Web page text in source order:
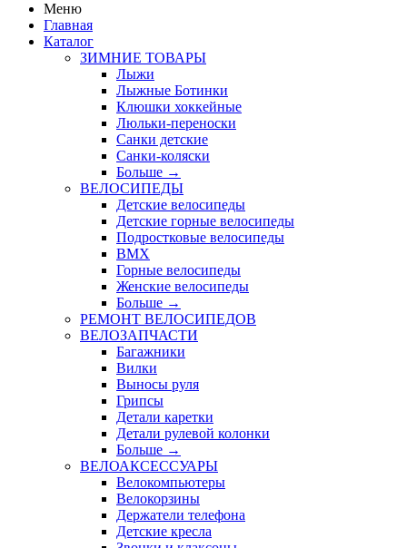
Меню
Главная
Каталог
ЗИМНИЕ ТОВАРЫ
Лыжи
Лыжные Ботинки
Клюшки хоккейные
Люльки-переноски
Санки детские
Санки-коляски
Больше →
ВЕЛОСИПЕДЫ
Детские велосипеды
Детские горные велосипеды
Подростковые велосипеды
BMX
Горные велосипеды
Женские велосипеды
Больше →
РЕМОНТ ВЕЛОСИПЕДОВ
ВЕЛОЗАПЧАСТИ
Багажники
Вилки
Выносы руля
Грипсы
Детали каретки
Детали рулевой колонки
Больше →
ВЕЛОАКСЕССУАРЫ
Велокомпьютеры
Велокорзины
Держатели телефона
Детские кресла